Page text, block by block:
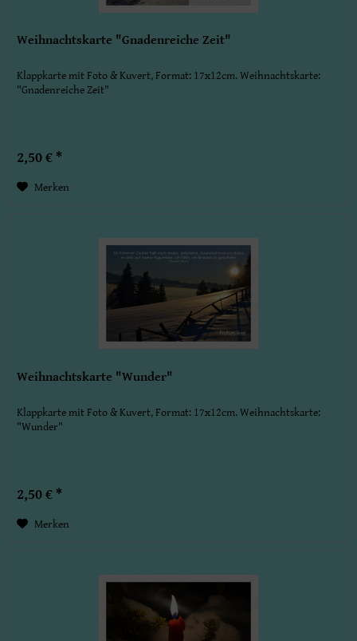
Weihnachtskarte "Gnadenreiche Zeit"
Klappkarte mit Foto & Kuvert, Format: 17x12cm. Weihnachtskarte:
"Gnadenreiche Zeit"
2,50 € *
Merken
Weihnachtskarte "Wunder"
Klappkarte mit Foto & Kuvert, Format: 17x12cm. Weihnachtskarte:
"Wunder"
2,50 € *
Merken